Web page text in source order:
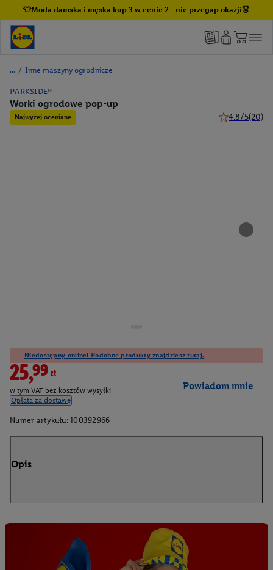
👕Moda damska i męska kup 3 w cenie 2 - nie przegap okazji👗
/ Inne maszyny ogrodnicze
PARKSIDE®
Worki ogrodowe pop-up
Najwyżej oceniane 4.8/5(20)
Niedostępny online! Podobne produkty znajdziesz tutaj.
25,99zł
w tym VAT bez kosztów wysyłki
Opłata za dostawę
Powiadom mnie
Numer artykułu: 100392966
Opis